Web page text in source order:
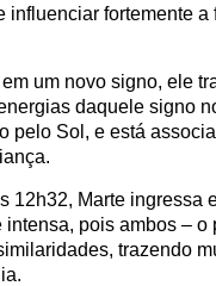
influenciar fortemente
um novo signo, ele
daquele signo
pelo Sol, e está
12h32, Marte ingressa
intensa, pois ambos –
trazendo